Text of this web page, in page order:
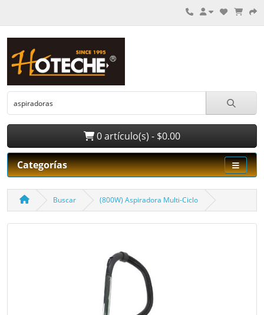
0 artículo(s) - $0.00
Categorías
Buscar (800W) Aspiradora Multi-Ciclo